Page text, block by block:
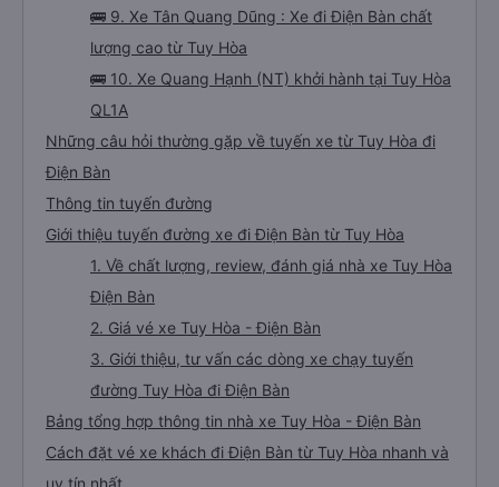
🚌 9. Xe Tân Quang Dũng : Xe đi Điện Bàn chất
lượng cao từ Tuy Hòa
🚌 10. Xe Quang Hạnh (NT) khởi hành tại Tuy Hòa
QL1A
Những câu hỏi thường gặp về tuyến xe từ Tuy Hòa đi
Điện Bàn
Thông tin tuyến đường
Giới thiệu tuyến đường xe đi Điện Bàn từ Tuy Hòa
1. Về chất lượng, review, đánh giá nhà xe Tuy Hòa
Điện Bàn
2. Giá vé xe Tuy Hòa - Điện Bàn
3. Giới thiệu, tư vấn các dòng xe chạy tuyến
đường Tuy Hòa đi Điện Bàn
Bảng tổng hợp thông tin nhà xe Tuy Hòa - Điện Bàn
Cách đặt vé xe khách đi Điện Bàn từ Tuy Hòa nhanh và
uy tín nhất